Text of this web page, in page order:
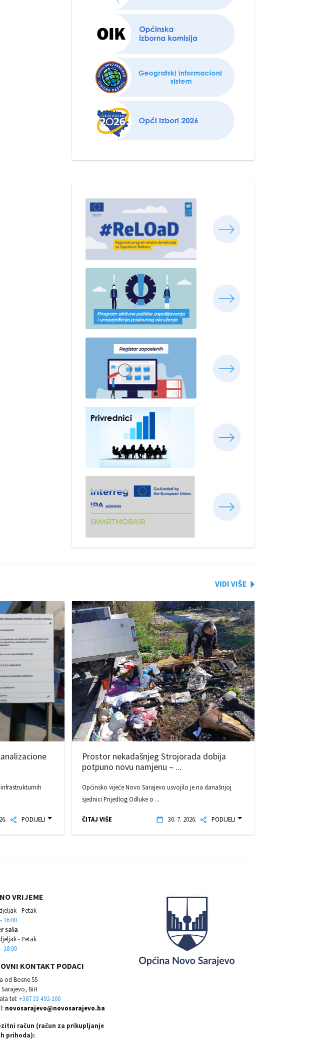
PODIJELI
Prostor nekadašnjeg Strojorada dobija
potpuno novu namjenu – ...
Općinsko vijeće Novo Sarajevo usvojilo je na današnjoj
sjednici Prijedlog Odluke o ...
ČITAJ VIŠE 30. 7. 2026. PODIJELI
VRIJEME
- Petak
16:00
sala
- Petak
18:00
KONTAKT PODACI
od Bosne 55
Sarajevo, BiH
tel: +387 33 492-100
novosarajevo@novosarajevo.ba
račun (račun za prikupljanje
prihoda):